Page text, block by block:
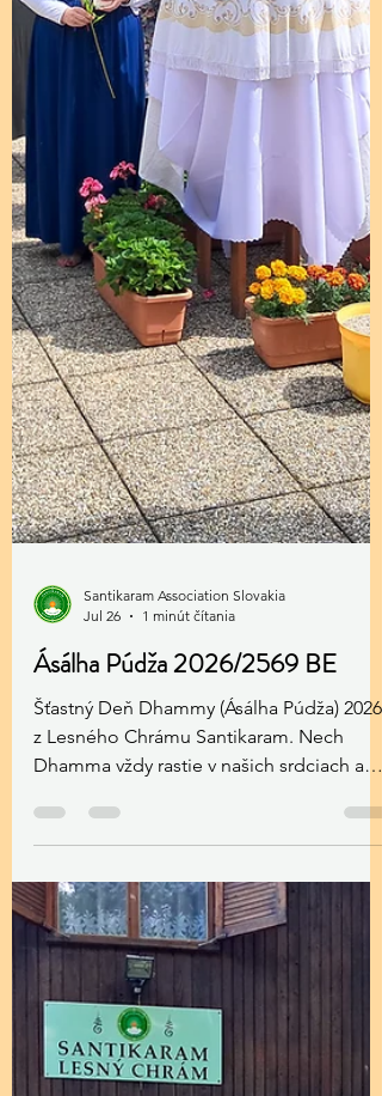
Santikaram Association Slovakia
Jul 26
1 minút čítania
Ásálha Púdža 2026/2569 BE
Šťastný Deň Dhammy (Ásálha Púdža) 2026
Dhamma vždy rastie v našich srdciach a
pomáha nám prekonať všetko utrpenie.